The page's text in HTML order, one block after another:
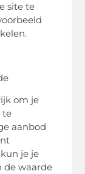
site te
om je
te
aanbod
je je
de waarde